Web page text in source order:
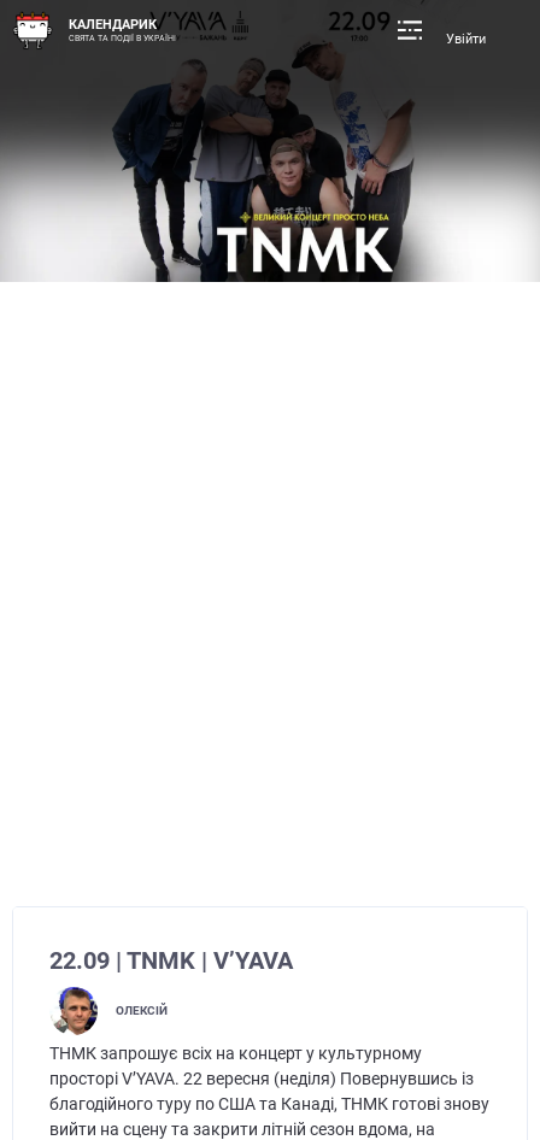
КАЛЕНДАРИК
СВЯТА ТА ПОДІЇ В УКРАЇНІ Увійти
22.09 | TNMK | V’YAVA
ОЛЕКСІЙ
ТНМК запрошує всіх на концерт у культурному
просторі V’YAVA. 22 вересня (неділя) Повернувшись із
благодійного туру по США та Канаді, ТНМК готові знову
вийти на сцену та закрити літній сезон вдома, на